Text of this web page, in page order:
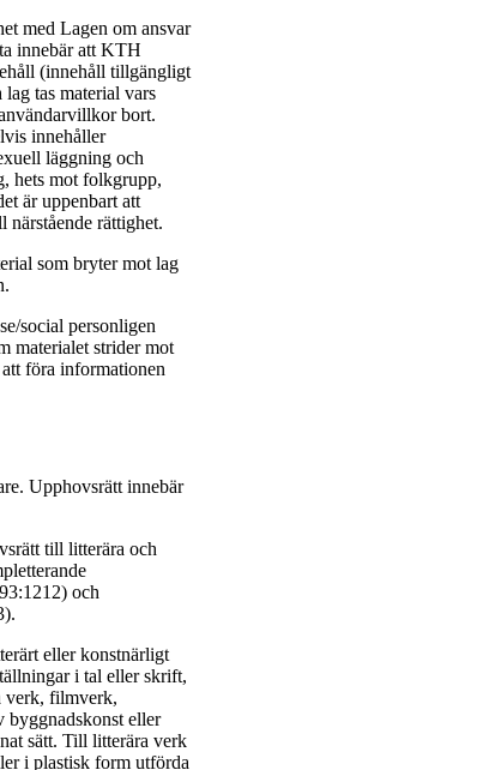
med Lagen om ansvar
innebär att KTH
(innehåll tillgängligt
tas material vars
bort.
innehåller
läggning och
hets mot folkgrupp,
är uppenbart att
rättighet.
som bryter mot lag
social personligen
materialet strider mot
föra informationen
Upphovsrätt innebär
till litterära och
och
eller konstnärligt
i tal eller skrift,
verk, filmverk,
byggnadskonst eller
sätt. Till litterära verk
i plastisk form utförda